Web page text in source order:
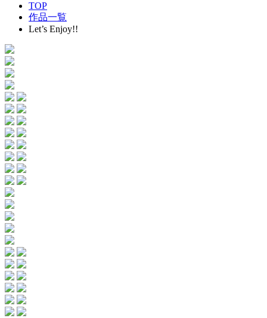
TOP
作品一覧
Let’s Enjoy!!